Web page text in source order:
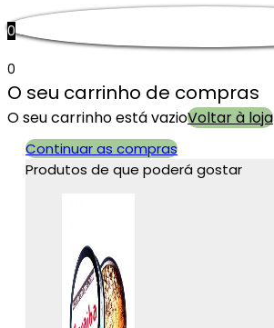
0
0
O seu carrinho de compras
O seu carrinho está vazioVoltar à loja
Continuar as compras
Produtos de que poderá gostar